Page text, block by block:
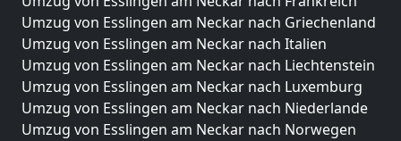
Umzug von Esslingen am Neckar nach Griechenland
Umzug von Esslingen am Neckar nach Italien
Umzug von Esslingen am Neckar nach Liechtenstein
Umzug von Esslingen am Neckar nach Luxemburg
Umzug von Esslingen am Neckar nach Niederlande
Umzug von Esslingen am Neckar nach Norwegen